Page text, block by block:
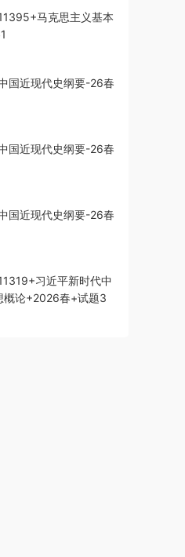
马克思主义基本
国近现代史纲要-26春
国近现代史纲要-26春
国近现代史纲要-26春
习近平新时代中
概论+2026春+试题3